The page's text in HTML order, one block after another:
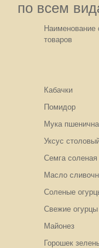
по всем
Наименование
товаров
Кабачки
Помидор
Мука
Уксус
Семга соленая
Масло
Соленые
Свежие огурцы
Майонез
Горошек